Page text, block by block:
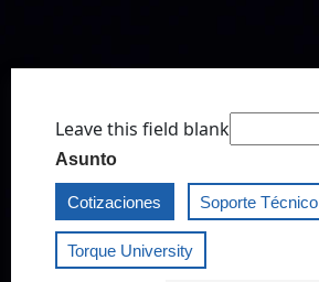
Leave this field blank
Asunto
Cotizaciones Soporte Técnico
Torque University